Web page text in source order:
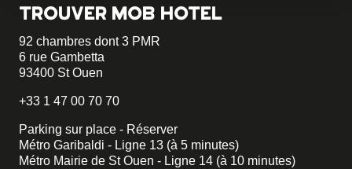
TROUVER MOB HOTEL
92 chambres dont 3 PMR
6 rue Gambetta
93400 St Ouen
+33 1 47 00 70 70
Parking sur place - Réserver
Métro Garibaldi - Ligne 13 (à 5 minutes)
Métro Mairie de St Ouen - Ligne 14 (à 10 minutes)